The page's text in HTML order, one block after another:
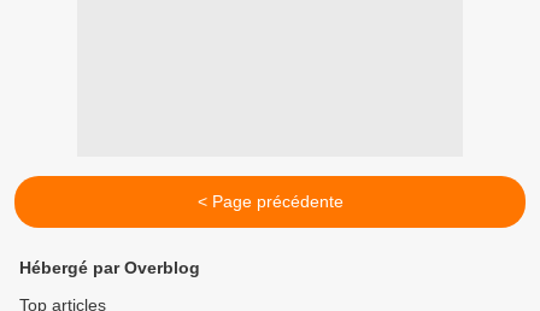
< Page précédente
Hébergé par Overblog
Top articles